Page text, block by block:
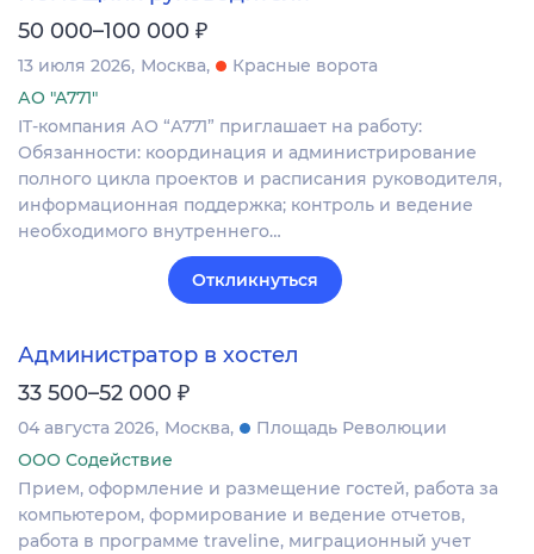
50 000–100 000 ₽
13 июля 2026 Москва
Красные ворота
АО "А771"
IT-компания АО “А771” приглашает на работу:
Обязанности: координация и администрирование
полного цикла проектов и расписания руководителя,
информационная поддержка; контроль и ведение
необходимого внутреннего…
Откликнуться
Администратор в хостел
33 500–52 000 ₽
04 августа 2026 Москва
Площадь Революции
ООО Содействие
Прием, оформление и размещение гостей, работа за
компьютером, формирование и ведение отчетов,
работа в программе traveline, миграционный учет